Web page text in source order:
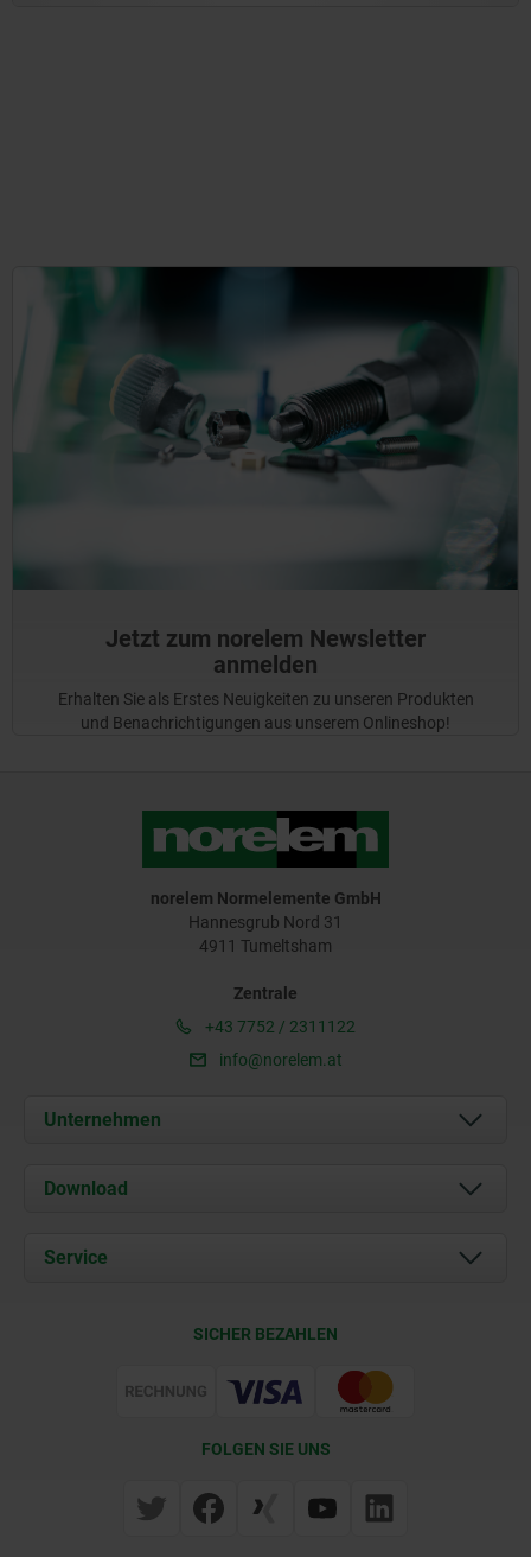
Jetzt zum norelem Newsletter
anmelden
Erhalten Sie als Erstes Neuigkeiten zu unseren Produkten
und Benachrichtigungen aus unserem Onlineshop!
norelem Normelemente GmbH
Hannesgrub Nord 31
4911 Tumeltsham
Zentrale
+43 7752 / 2311122
info@norelem.at
Unternehmen
Über uns
Kontakt
Download
Dokumente
Service
SICHER BEZAHLEN
FOLGEN SIE UNS